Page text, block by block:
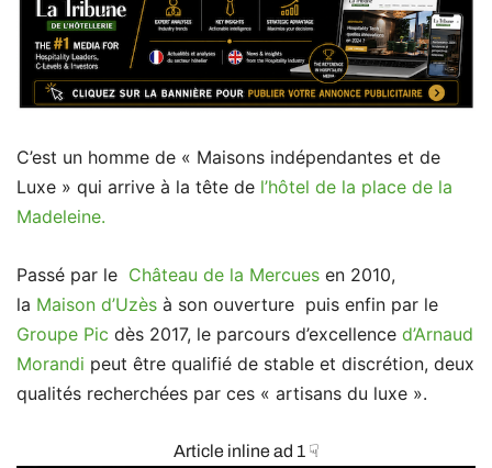
C’est un homme de « Maisons indépendantes et de
Luxe » qui arrive à la tête de l’hôtel de la place de la
Madeleine.
Passé par le Château de la Mercues en 2010,
la Maison d’Uzès à son ouverture puis enfin par le
Groupe Pic dès 2017, le parcours d’excellence d’Arnaud
Morandi peut être qualifié de stable et discrétion, deux
qualités recherchées par ces « artisans du luxe ».
Article inline ad 1 ☟